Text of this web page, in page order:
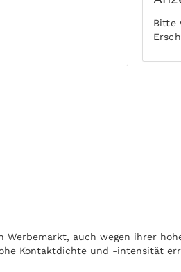
Bitte
auch wegen ihrer
Kontaktdichte und -intensität